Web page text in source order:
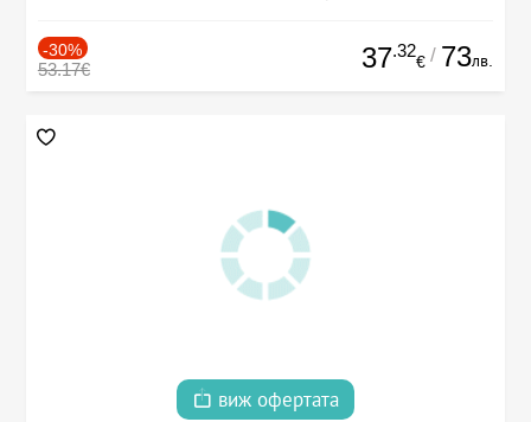
-30%
53.17€ 37.32
€ / 73лв.
виж офертата